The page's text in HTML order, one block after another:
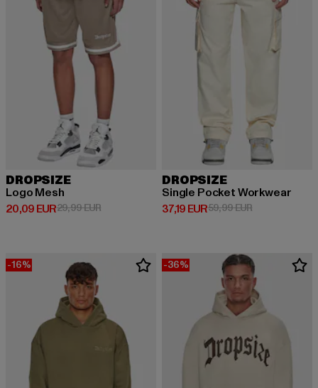
DROPSIZE
Logo Mesh
20,09 EUR
Prix courant: 20,09 EUR
29,99 EURPrix en promotion: 29,99 EUR
DROPSIZE
Single Pocket Workwear
37,19 EUR
Prix courant: 37,19 EUR
59,99 EURPrix en
-16% -36%